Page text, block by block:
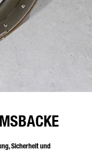
Sicherheit und